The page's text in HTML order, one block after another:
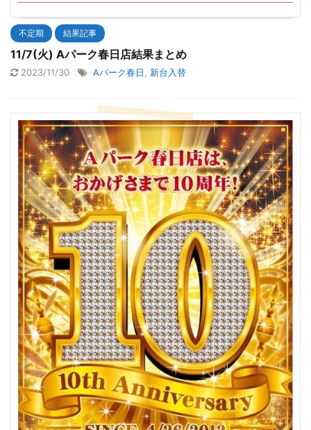
不定期 結果記事
11/7(火) Aパーク春日店結果まとめ
2023/11/30 Aパーク春日 新台入替